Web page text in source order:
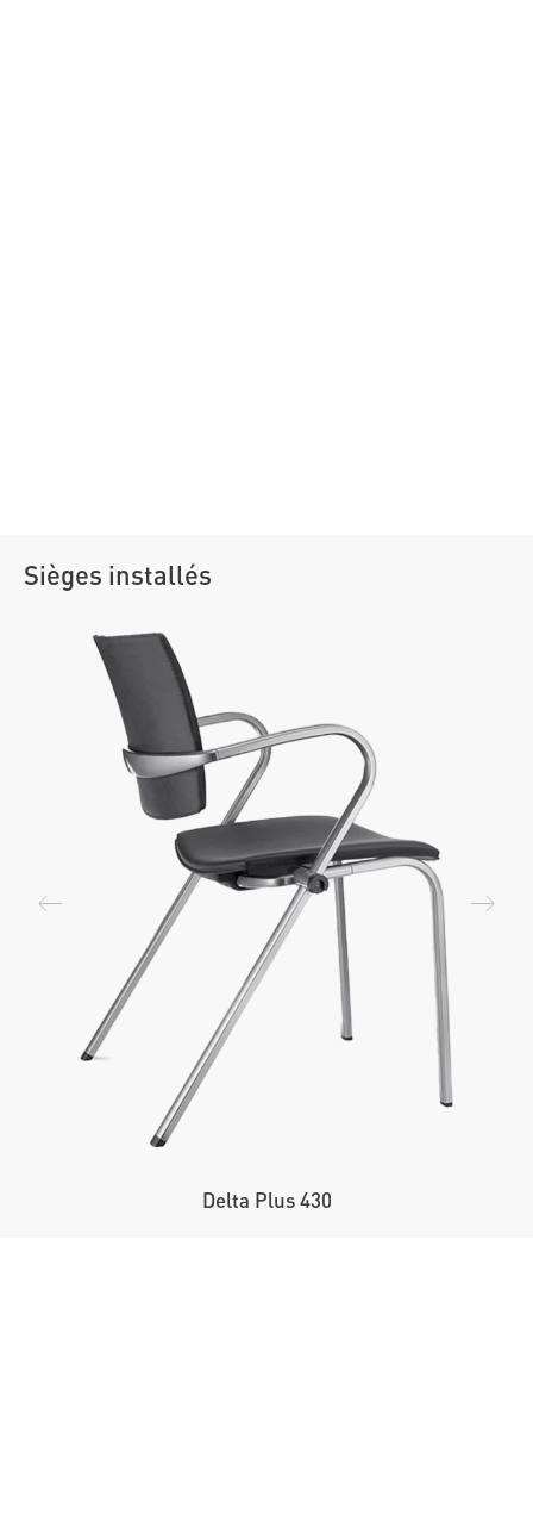
Sièges installés
Delta Plus 430